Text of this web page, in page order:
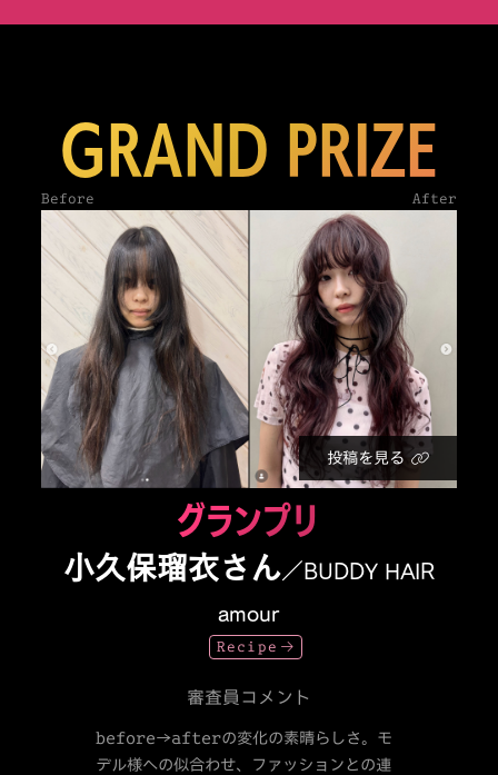
GRAND PRIZE
Before After
投稿を見る
グランプリ
小久保瑠衣さん／BUDDY HAIR
amour
Recipe
審査員コメント
before→afterの変化の素晴らしさ。モ
デル様への似合わせ、ファッションとの連